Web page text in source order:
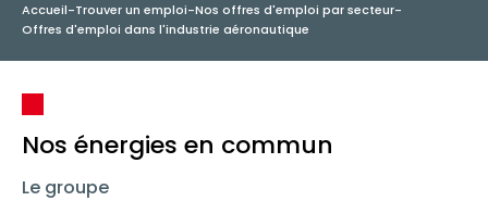
Accueil-Trouver un emploi-Nos offres d'emploi par secteur-
Offres d'emploi dans l'industrie aéronautique
Nos énergies en commun
Le groupe